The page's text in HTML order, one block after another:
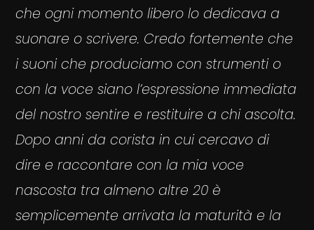
che ogni momento libero lo dedicava a
suonare o scrivere. Credo fortemente che
i suoni che produciamo con strumenti o
con la voce siano l’espressione immediata
del nostro sentire e restituire a chi ascolta.
Dopo anni da corista in cui cercavo di
dire e raccontare con la mia voce
nascosta tra almeno altre 20 è
semplicemente arrivata la maturità e la